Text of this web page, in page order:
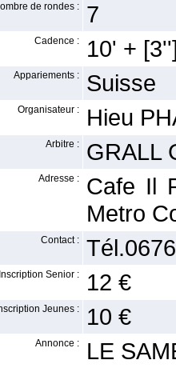
de rondes : 7
Cadence : 10' +
Appariements : Suisse
Organisateur : Hieu
Arbitre : GRALL
Adresse :
Cafe Il
Metro
Contact :
Inscription Senior : 12 €
Jeunes : 10 €
Annonce : LE